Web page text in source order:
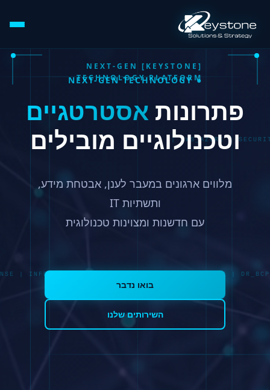
[KEYSTONE] NEXT-GEN
TECHNOLOGY PLATFORM
CLOUD_STRATEGY | AWS_AZURE |
| INFRASTRUCTURE_MODERNIZATION | ZERO_TRUST | DR_BCP
● NEXT-GEN TECHNOLOGY
פתרונות אסטרטגיים
וטכנולוגיים מובילים
מלווים ארגונים במעבר לענן, אבטחת מידע,
ותשתיות IT
עם חדשנות ומצוינות טכנולוגית
בואו נדבר
השירותים שלנו